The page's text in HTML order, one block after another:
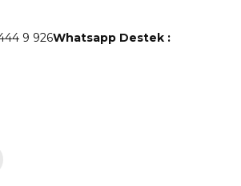
9 926Whatsapp Destek :